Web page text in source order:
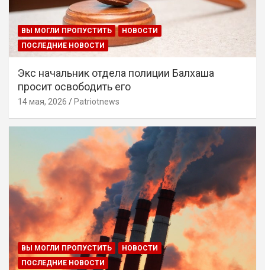
ВЫ МОГЛИ ПРОПУСТИТЬ
НОВОСТИ
ПОСЛЕДНИЕ НОВОСТИ
Экс начальник отдела полиции Балхаша
просит освободить его
14 мая, 2026 Patriotnews
ВЫ МОГЛИ ПРОПУСТИТЬ
НОВОСТИ
ПОСЛЕДНИЕ НОВОСТИ